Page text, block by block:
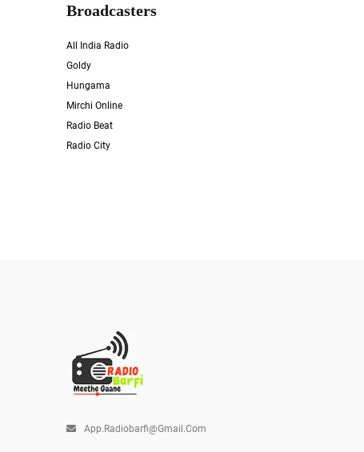
Broadcasters
All India Radio
Goldy
Hungama
Mirchi Online
Radio Beat
Radio City
App.radiobarfi@gmail.com